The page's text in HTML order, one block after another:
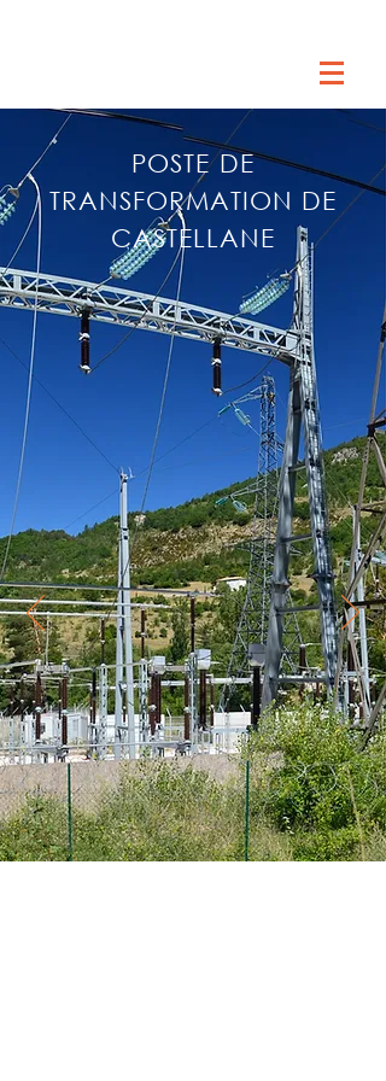
POSTE DE
TRANSFORMATION DE
CASTELLANE